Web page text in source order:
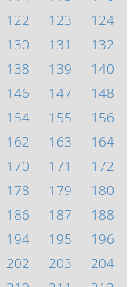
122 123
124
130 131
132
138 139
140
146 147
148
154 155
156
162 163
164
170 171
172
178 179
180
186 187
188
194 195
196
202 203
204